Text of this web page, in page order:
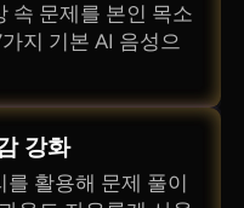
속 문제를 본인 목소
지 기본 AI 음성으
강화
활용해 문제 풀이